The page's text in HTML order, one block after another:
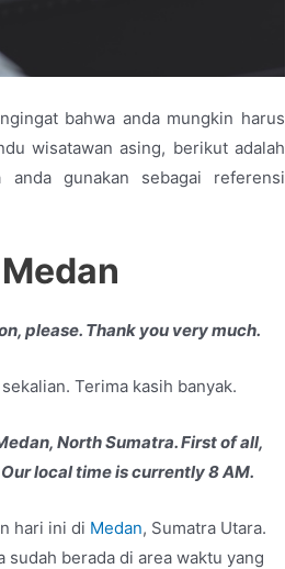
bahwa anda mungkin harus
wisatawan asing, berikut adalah
gunakan sebagai referensi
please. Thank you very much.
Terima kasih banyak.
North Sumatra. First of all,
local time is currently 8 AM.
hari ini di Medan, Sumatra Utara.
sudah berada di area waktu yang